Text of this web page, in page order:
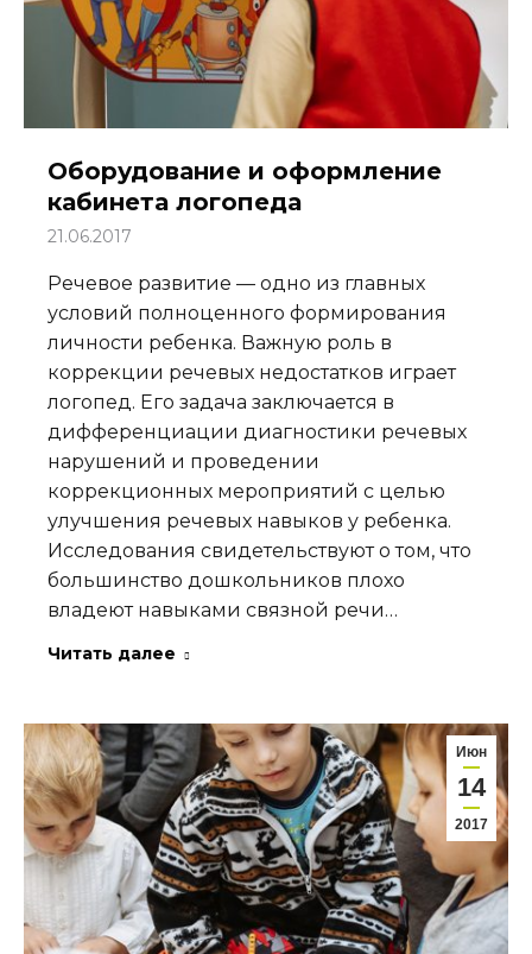
Оборудование и оформление
кабинета логопеда
21.06.2017
Речевое развитие — одно из главных
условий полноценного формирования
личности ребенка. Важную роль в
коррекции речевых недостатков играет
логопед. Его задача заключается в
дифференциации диагностики речевых
нарушений и проведении
коррекционных мероприятий с целью
улучшения речевых навыков у ребенка.
Исследования свидетельствуют о том, что
большинство дошкольников плохо
владеют навыками связной речи…
Читать далее
Июн
14
2017